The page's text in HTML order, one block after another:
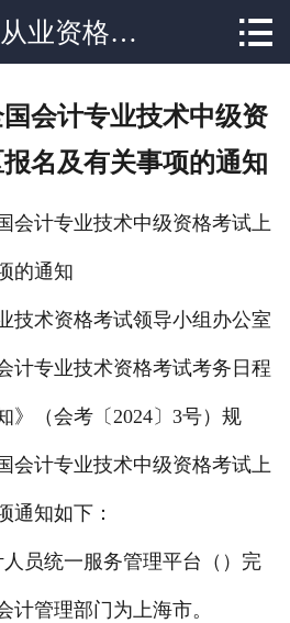
辅导资料
联系我们
在线报名
会计从业资格培训 
会计专业技术中级资
名及有关事项的通知
计专业技术中级资格考试上
的通知
术资格考试领导小组办公室
计专业技术资格考试考务日程
》（会考〔2024〕3号）规
会计专业技术中级资格考试上
通知如下：
员统一服务管理平台（）完
计管理部门为上海市。